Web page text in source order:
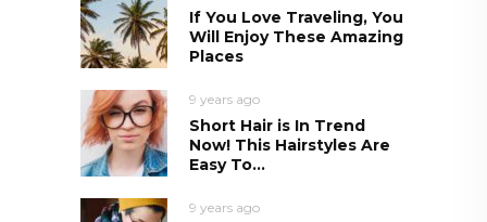
If You Love Traveling, You
Will Enjoy These Amazing
Places
9 years ago
Short Hair is In Trend
Now! This Hairstyles Are
Easy To...
9 years ago